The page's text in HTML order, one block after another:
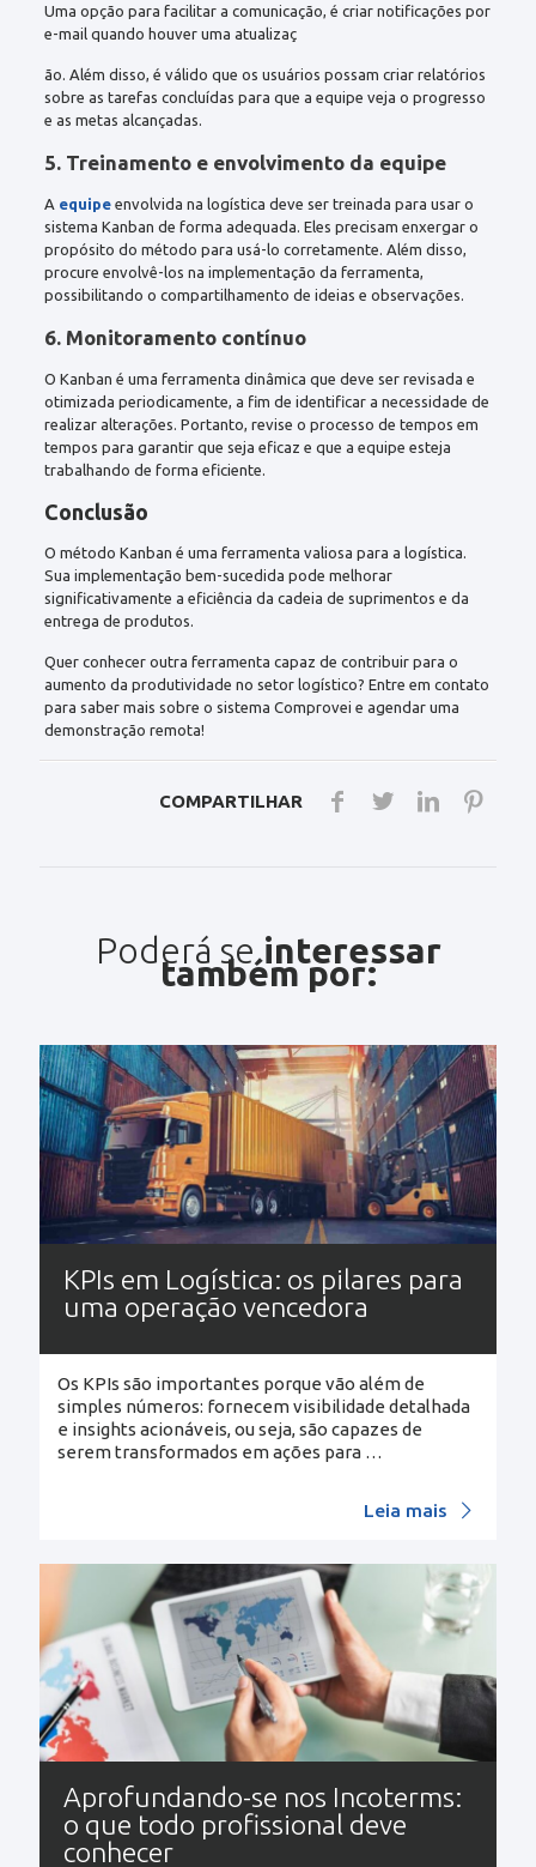
Uma opção para facilitar a comunicação, é criar notificações por
e-mail quando houver uma atualizaç
ão. Além disso, é válido que os usuários possam criar relatórios
sobre as tarefas concluídas para que a equipe veja o progresso
e as metas alcançadas.
5. Treinamento e envolvimento da equipe
A equipeenvolvida na logística deve ser treinada para usar o
sistema Kanban de forma adequada. Eles precisam enxergar o
propósito do método para usá-lo corretamente. Além disso,
procure envolvê-los na implementação da ferramenta,
possibilitando o compartilhamento de ideias e observações.
6. Monitoramento contínuo
O Kanban é uma ferramenta dinâmica que deve ser revisada e
otimizada periodicamente, a fim de identificar a necessidade de
realizar alterações. Portanto, revise o processo de tempos em
tempos para garantir que seja eficaz e que a equipe esteja
trabalhando de forma eficiente.
Conclusão
O método Kanban é uma ferramenta valiosa para a logística.
Sua implementação bem-sucedida pode melhorar
significativamente a eficiência da cadeia de suprimentos e da
entrega de produtos.
Quer conhecer outra ferramenta capaz de contribuir para o
aumento da produtividade no setor logístico? Entre em contato
para saber mais sobre o sistema Comprovei e agendar uma
demonstração remota!
COMPARTILHAR
Poderá seinteressar
também por:
KPIs em Logística: os pilares para
uma operação vencedora
Os KPIs são importantes porque vão além de
simples números: fornecem visibilidade detalhada
e insights acionáveis, ou seja, são capazes de
serem transformados em ações para …
Leia mais
Aprofundando-se nos Incoterms:
o que todo profissional deve
conhecer